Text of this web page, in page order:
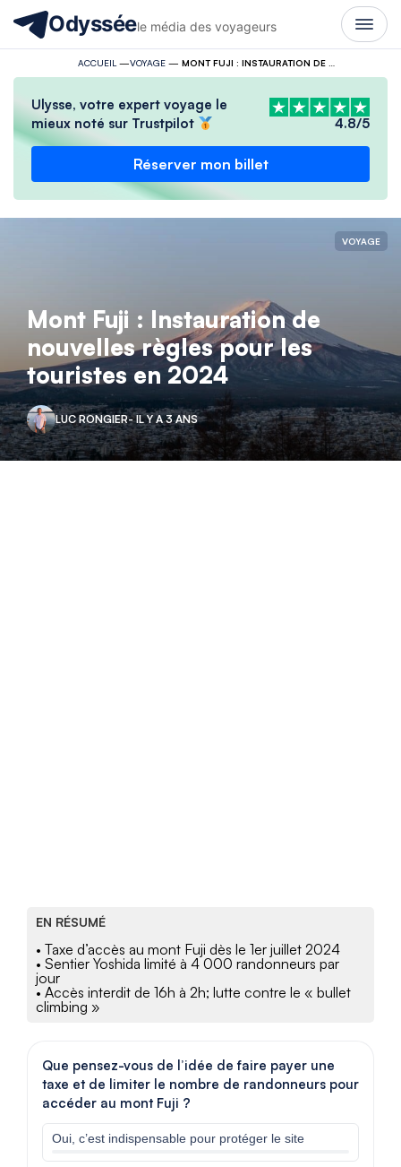
Odysséele média des voyageurs
ACCUEIL —VOYAGE—
Ulysse, votre expert voyage le
mieux noté sur Trustpilot
4.8/5
Réserver mon billet
VOYAGE
Mont Fuji : Instauration de
nouvelles règles pour les
touristes en 2024
LUC RONGIER- IL Y A 3 ANS
EN RÉSUMÉ
• Taxe d’accès au mont Fuji dès le 1er juillet 2024
• Sentier Yoshida limité à 4 000 randonneurs par
jour
• Accès interdit de 16h à 2h; lutte contre le « bullet
climbing »
Que pensez-vous de l’idée de faire payer une
taxe et de limiter le nombre de randonneurs pour
accéder au mont Fuji ?
Oui, c’est indispensable pour protéger le site